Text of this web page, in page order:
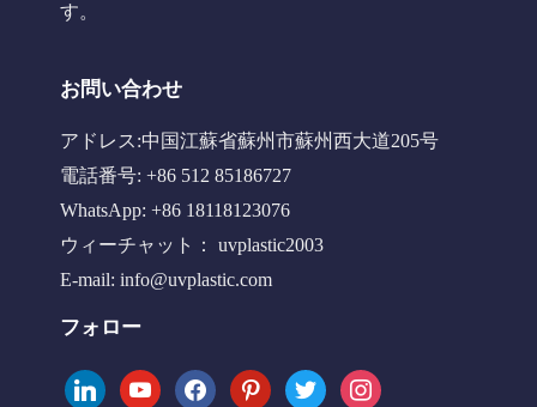
す。
お問い合わせ
アドレス:中国江蘇省蘇州市蘇州西大道205号
電話番号: +86 512 85186727
WhatsApp: +86 18118123076
ウィーチャット： uvplastic2003
E-mail: info@uvplastic.com
フォロー
linkedinyoutubefacebookpinteresttwitter instagram